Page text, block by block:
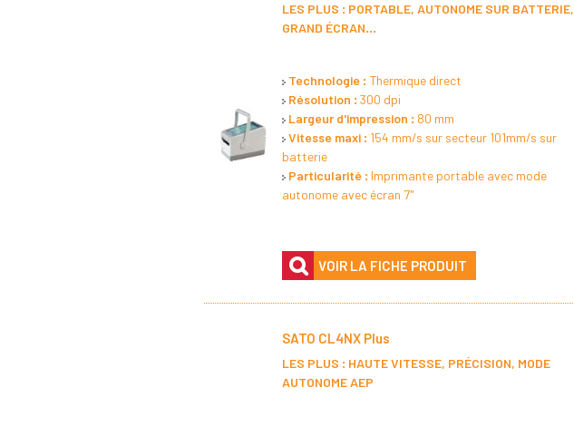
LES PLUS : PORTABLE, AUTONOME SUR BATTERIE,
GRAND ÉCRAN...
Technologie : Thermique direct
Résolution : 300 dpi
Largeur d'impression : 80 mm
Vitesse maxi : 154 mm/s sur secteur 101mm/s sur
batterie
Particularité : Imprimante portable avec mode
autonome avec écran 7''
VOIR LA FICHE PRODUIT
SATO CL4NX Plus
LES PLUS : HAUTE VITESSE, PRÉCISION, MODE
AUTONOME AEP